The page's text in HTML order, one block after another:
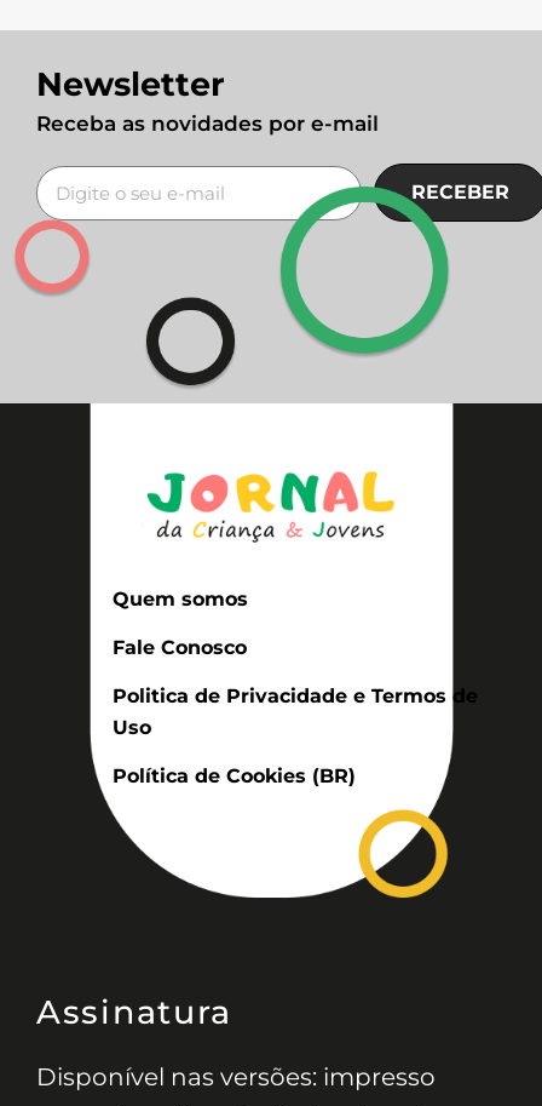
Newsletter
Receba as novidades por e-mail
RECEBER
Quem somos
Fale Conosco
Politica de Privacidade e Termos de
Uso
Política de Cookies (BR)
Assinatura
Disponível nas versões: impresso